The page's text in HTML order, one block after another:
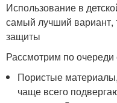
Использование в
самый лучший вариант,
защиты
Рассмотрим по
Пористые
чаще всего